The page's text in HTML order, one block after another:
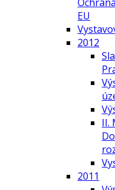
EU
2012
II.
2011